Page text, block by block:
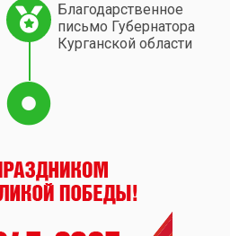
Благодарственное
письмо Губернатора
Курганской области